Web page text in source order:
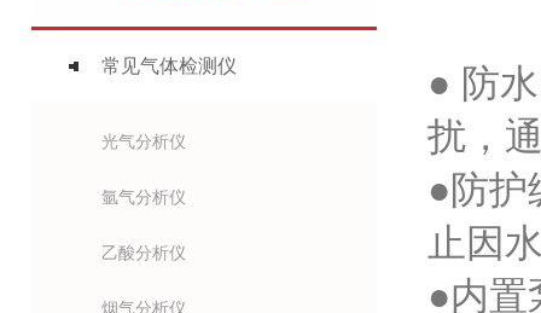
常见气体检测仪
光气分析仪
氩气分析仪
乙酸分析仪
烟气分析仪
● 防
扰，
●防护
止因
●内置